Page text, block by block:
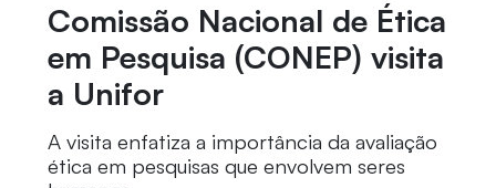
Comissão Nacional de Ética
em Pesquisa (CONEP) visita
a Unifor
A visita enfatiza a importância da avaliação
ética em pesquisas que envolvem seres